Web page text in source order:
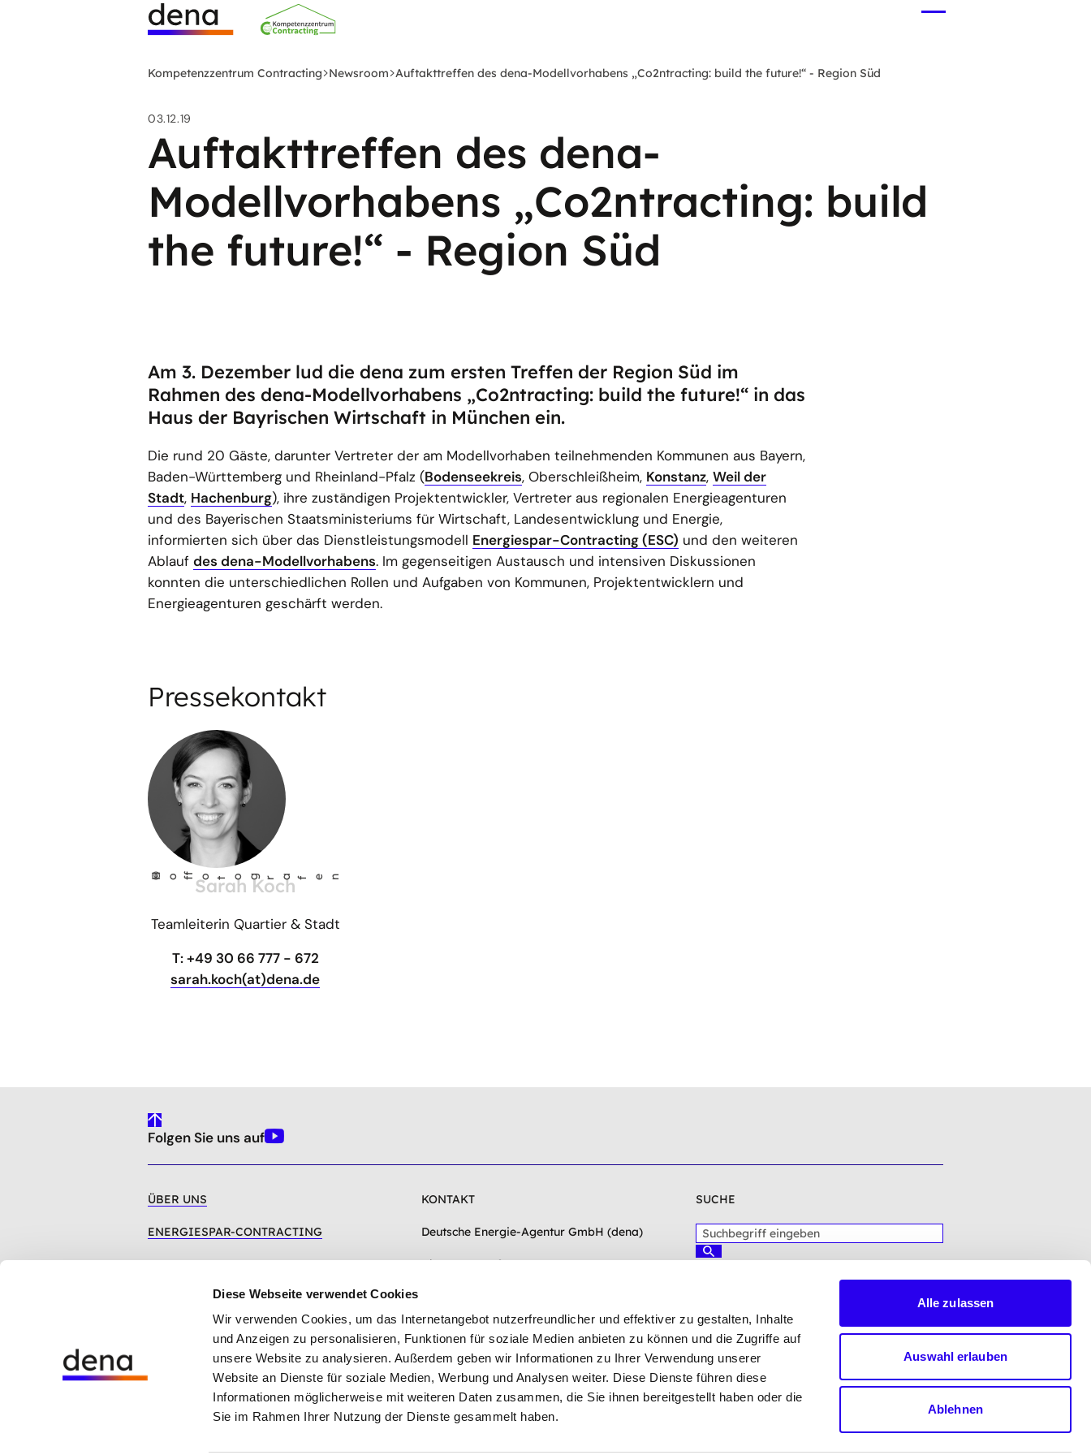
Diese Webseite verwendet Cookies
Wir verwenden Cookies, um das Internetangebot nutzerfreundlicher und effektiver zu gestalten, Inhalte
und Anzeigen zu personalisieren, Funktionen für soziale Medien anbieten zu können und die Zugriffe auf
unsere Website zu analysieren. Außerdem geben wir Informationen zu Ihrer Verwendung unserer
Website an Dienste für soziale Medien, Werbung und Analysen weiter. Diese Dienste führen diese
Informationen möglicherweise mit weiteren Daten zusammen, die Sie ihnen bereitgestellt haben oder die
Sie im Rahmen Ihrer Nutzung der Dienste gesammelt haben.
Alle zulassen
Auswahl erlauben
Ablehnen
Deutsche
-
zur
Startseite
Kompetenzzentrum Contracting Newsroom Auftakttreffen des dena-Modellvorhabens „Co2ntracting: build the future!“ - Region Süd
03.12.19
Auftakttreffen des dena-
Modellvorhabens „Co2ntracting: build
the future!“ - Region Süd
Am 3. Dezember lud die dena zum ersten Treffen der Region Süd im
Rahmen des dena-Modellvorhabens „Co2ntracting: build the future!“ in das
Haus der Bayrischen Wirtschaft in München ein.
Die rund 20 Gäste, darunter Vertreter der am Modellvorhaben teilnehmenden Kommunen aus Bayern,
Baden-Württemberg und Rheinland-Pfalz (Bodenseekreis, Oberschleißheim, Konstanz, Weil der
Stadt, Hachenburg), ihre zuständigen Projektentwickler, Vertreter aus regionalen Energieagenturen
und des Bayerischen Staatsministeriums für Wirtschaft, Landesentwicklung und Energie,
informierten sich über das Dienstleistungsmodell Energiespar-Contracting (ESC) und den weiteren
Ablauf des dena-Modellvorhabens. Im gegenseitigen Austausch und intensiven Diskussionen
konnten die unterschiedlichen Rollen und Aufgaben von Kommunen, Projektentwicklern und
Energieagenturen geschärft werden.
Pressekontakt
©
Ho f
fo t
og r
a fen
Sarah Koch
Teamleiterin Quartier & Stadt
T: +49 30 66 777 - 672
sarah.koch(at)dena.de
gehe
nach
Folgen Sie uns aufYoutube
ÜBER UNS
ENERGIESPAR-CONTRACTING
MODELLVORHABEN
MATERIAL UND TOOLS
KONTAKT
Deutsche Energie-Agentur GmbH (dena)
Chausseestraße 128a
info(at)dena.de
Zum Kontaktformular
SUCHE
u
c
g
r
i
f
f
S
Hinweisgebersystem der dena
Cookie-Einstellungen